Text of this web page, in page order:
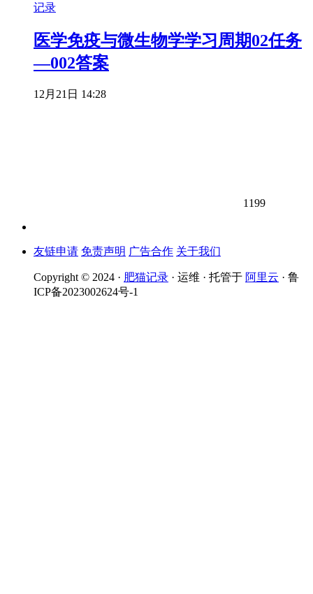
医学免疫与微生物学学习周期02任务
—002答案
12月21日 14:28
1199
友链申请 免责声明 广告合作 关于我们
Copyright © 2024 · 肥猫记录 · 运维 · 托管于 阿里云 · 鲁
ICP备2023002624号-1